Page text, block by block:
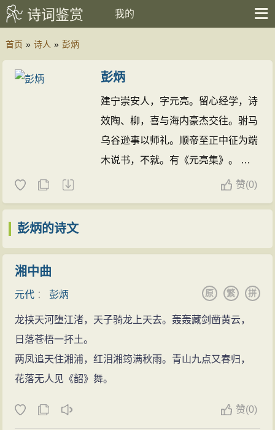
诗词鉴赏 我的
首页 » 诗人 » 彭炳
彭炳
建宁崇安人，字元亮。留心经学，诗
效陶、柳，喜与海内豪杰交往。驸马
乌谷逊事以师礼。顺帝至正中征为端
木说书，不就。有《元亮集》。 彭
赞(0)
彭炳的诗文
湘中曲
元代 ：彭炳 拼
繁
原
龙挟天河堕江渚，天子骑龙上天去。轰轰藏剑凿黄云，
日落苍梧一抔土。
两凤追天住湘浦，红泪湘筠满秋雨。青山九点又春归，
花落无人见《韶》舞。
赞(0)